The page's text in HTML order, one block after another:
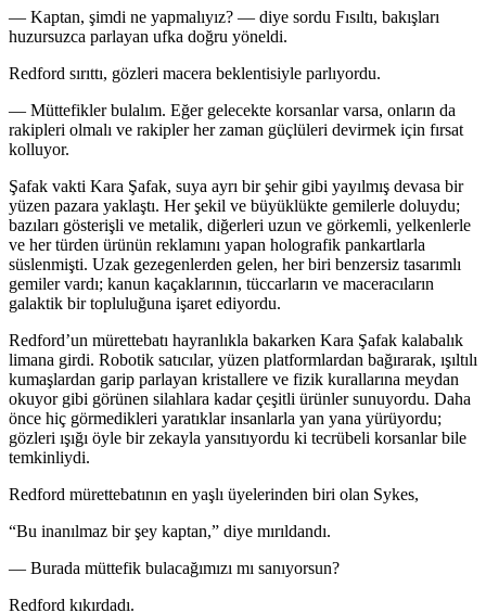
— Kaptan, şimdi ne yapmalıyız? — diye sordu Fısıltı, bakışları
huzursuzca parlayan ufka doğru yöneldi.
Redford sırıttı, gözleri macera beklentisiyle parlıyordu.
— Müttefikler bulalım. Eğer gelecekte korsanlar varsa, onların da
rakipleri olmalı ve rakipler her zaman güçlüleri devirmek için fırsat
kolluyor.
Şafak vakti Kara Şafak, suya ayrı bir şehir gibi yayılmış devasa bir
yüzen pazara yaklaştı. Her şekil ve büyüklükte gemilerle doluydu;
bazıları gösterişli ve metalik, diğerleri uzun ve görkemli, yelkenlerle
ve her türden ürünün reklamını yapan holografik pankartlarla
süslenmişti. Uzak gezegenlerden gelen, her biri benzersiz tasarımlı
gemiler vardı; kanun kaçaklarının, tüccarların ve maceracıların
galaktik bir topluluğuna işaret ediyordu.
Redford’un mürettebatı hayranlıkla bakarken Kara Şafak kalabalık
limana girdi. Robotik satıcılar, yüzen platformlardan bağırarak, ışıltılı
kumaşlardan garip parlayan kristallere ve fizik kurallarına meydan
okuyor gibi görünen silahlara kadar çeşitli ürünler sunuyordu. Daha
önce hiç görmedikleri yaratıklar insanlarla yan yana yürüyordu;
gözleri ışığı öyle bir zekayla yansıtıyordu ki tecrübeli korsanlar bile
temkinliydi.
Redford mürettebatının en yaşlı üyelerinden biri olan Sykes,
“Bu inanılmaz bir şey kaptan,” diye mırıldandı.
— Burada müttefik bulacağımızı mı sanıyorsun?
Redford kıkırdadı.